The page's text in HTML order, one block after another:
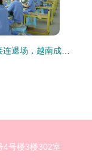
4号楼3楼302室